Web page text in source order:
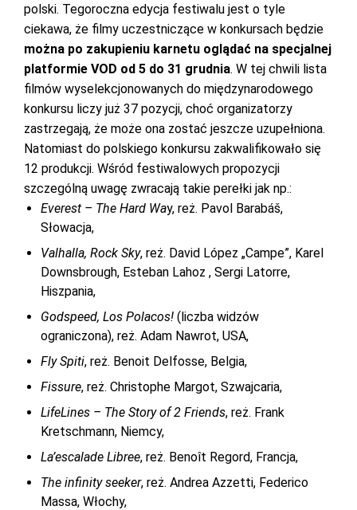
polski. Tegoroczna edycja festiwalu jest o tyle
ciekawa, że filmy uczestniczące w konkursach będzie
można po zakupieniu karnetu oglądać na specjalnej
platformie VOD od 5 do 31 grudnia. W tej chwili lista
filmów wyselekcjonowanych do międzynarodowego
konkursu liczy już 37 pozycji, choć organizatorzy
zastrzegają, że może ona zostać jeszcze uzupełniona.
Natomiast do polskiego konkursu zakwalifikowało się
12 produkcji. Wśród festiwalowych propozycji
szczególną uwagę zwracają takie perełki jak np.:
Everest – The Hard Way, reż. Pavol Barabáš,
Słowacja,
Valhalla, Rock Sky, reż. David López „Campe”, Karel
Downsbrough, Esteban Lahoz , Sergi Latorre,
Hiszpania,
Godspeed, Los Polacos! (liczba widzów
ograniczona), reż. Adam Nawrot, USA,
Fly Spiti, reż. Benoit Delfosse, Belgia,
Fissure, reż. Christophe Margot, Szwajcaria,
LifeLines – The Story of 2 Friends, reż. Frank
Kretschmann, Niemcy,
La’escalade Libree, reż. Benoît Regord, Francja,
The infinity seeker, reż. Andrea Azzetti, Federico
Massa, Włochy,